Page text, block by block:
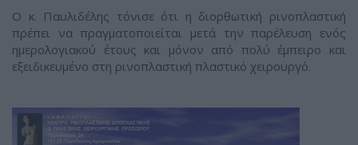
Ο κ. Παυλιδέλης τόνισε ότι η διορθωτική ρινοπλαστική
πρέπει να πραγματοποιείται μετά την παρέλευση ενός
ημερολογιακού έτους και μόνον από πολύ έμπειρο και
εξειδικευμένο στη ρινοπλαστική πλαστικό χειρουργό.